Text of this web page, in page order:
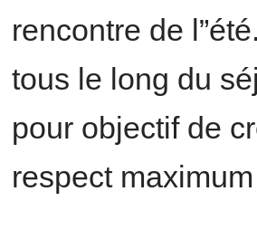
rencontre de
tous le long du
pour objectif de
respect